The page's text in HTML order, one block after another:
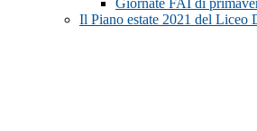
Giornate FAI di
Il Piano estate 2021 del Liceo